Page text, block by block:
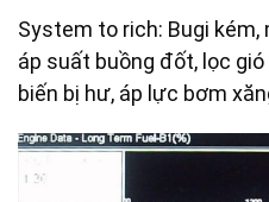
System to rich: Bugi
áp suất buồng đốt, lọc
biến bị hư, áp lực bơm